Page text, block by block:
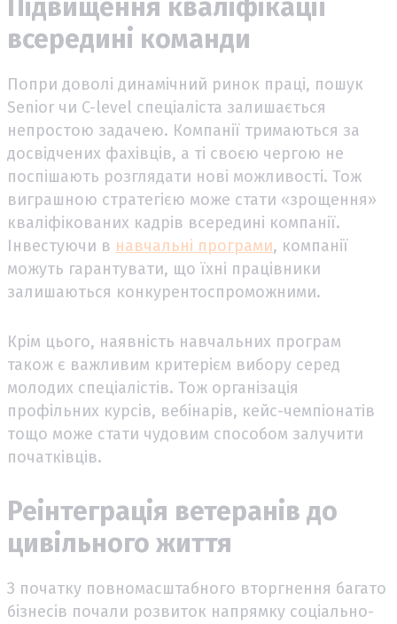
Підвищення кваліфікації
всередині команди
Попри доволі динамічний ринок праці, пошук
Senior чи C-level спеціаліста залишається
непростою задачею. Компанії тримаються за
досвідчених фахівців, а ті своєю чергою не
поспішають розглядати нові можливості. Тож
виграшною стратегією може стати «зрощення»
кваліфікованих кадрів всередині компанії.
Інвестуючи в навчальні програми, компанії
можуть гарантувати, що їхні працівники
залишаються конкурентоспроможними.
Крім цього, наявність навчальних програм
також є важливим критерієм вибору серед
молодих спеціалістів. Тож організація
профільних курсів, вебінарів, кейс-чемпіонатів
тощо може стати чудовим способом залучити
початківців.
Реінтеграція ветеранів до
цивільного життя
З початку повномасштабного вторгнення багато
бізнесів почали розвиток напрямку соціально-